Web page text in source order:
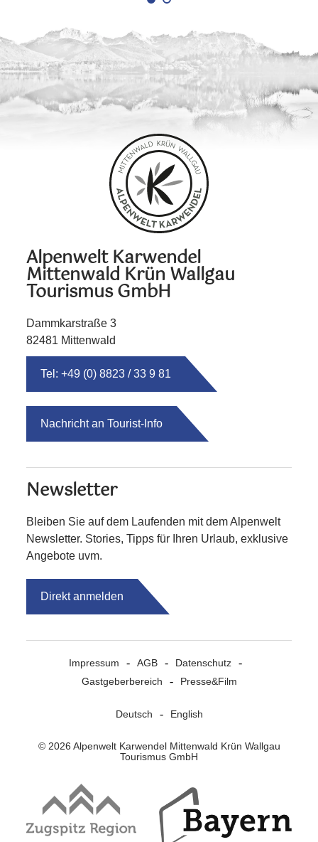
Alpenwelt Karwendel
Mittenwald Krün Wallgau
Tourismus GmbH
Dammkarstraße 3
82481 Mittenwald
Tel: +49 (0) 8823 / 33 9 81
Nachricht an Tourist-Info
Newsletter
Bleiben Sie auf dem Laufenden mit dem Alpenwelt
Newsletter. Stories, Tipps für Ihren Urlaub, exklusive
Angebote uvm.
Direkt anmelden
Impressum AGB
Datenschutz
Gastgeberbereich
Presse&Film
Deutsch English
© 2026 Alpenwelt Karwendel Mittenwald Krün Wallgau
Tourismus GmbH